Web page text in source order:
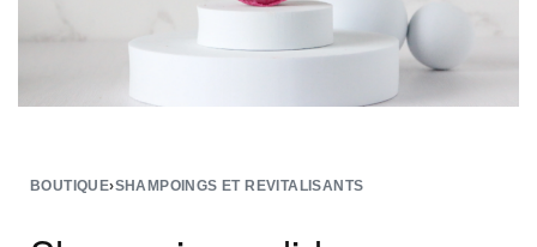
BOUTIQUE›SHAMPOINGS ET REVITALISANTS